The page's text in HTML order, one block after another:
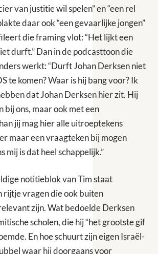
van justitie wil spelen” en “een rel
daar ook “een gevaarlijke jongen”
die framing vlot: “Het lijkt een
durft.” Dan in de podcasttoon die
werkt: “Durft Johan Derksen niet
te komen? Waar is hij bang voor? Ik
dat Johan Derksen hier zit. Hij
bij ons, maar ook met een
jij mag hier alle uitroeptekens
maar een vraagteken bij mogen
mij is dat heel schappelijk.”
notitieblok van Tim staat
rijtje vragen die ook buiten
zijn. Wat bedoelde Derksen
scholen, die hij “het grootste gif
En hoe schuurt zijn eigen Israël-
waar hij doorgaans voor